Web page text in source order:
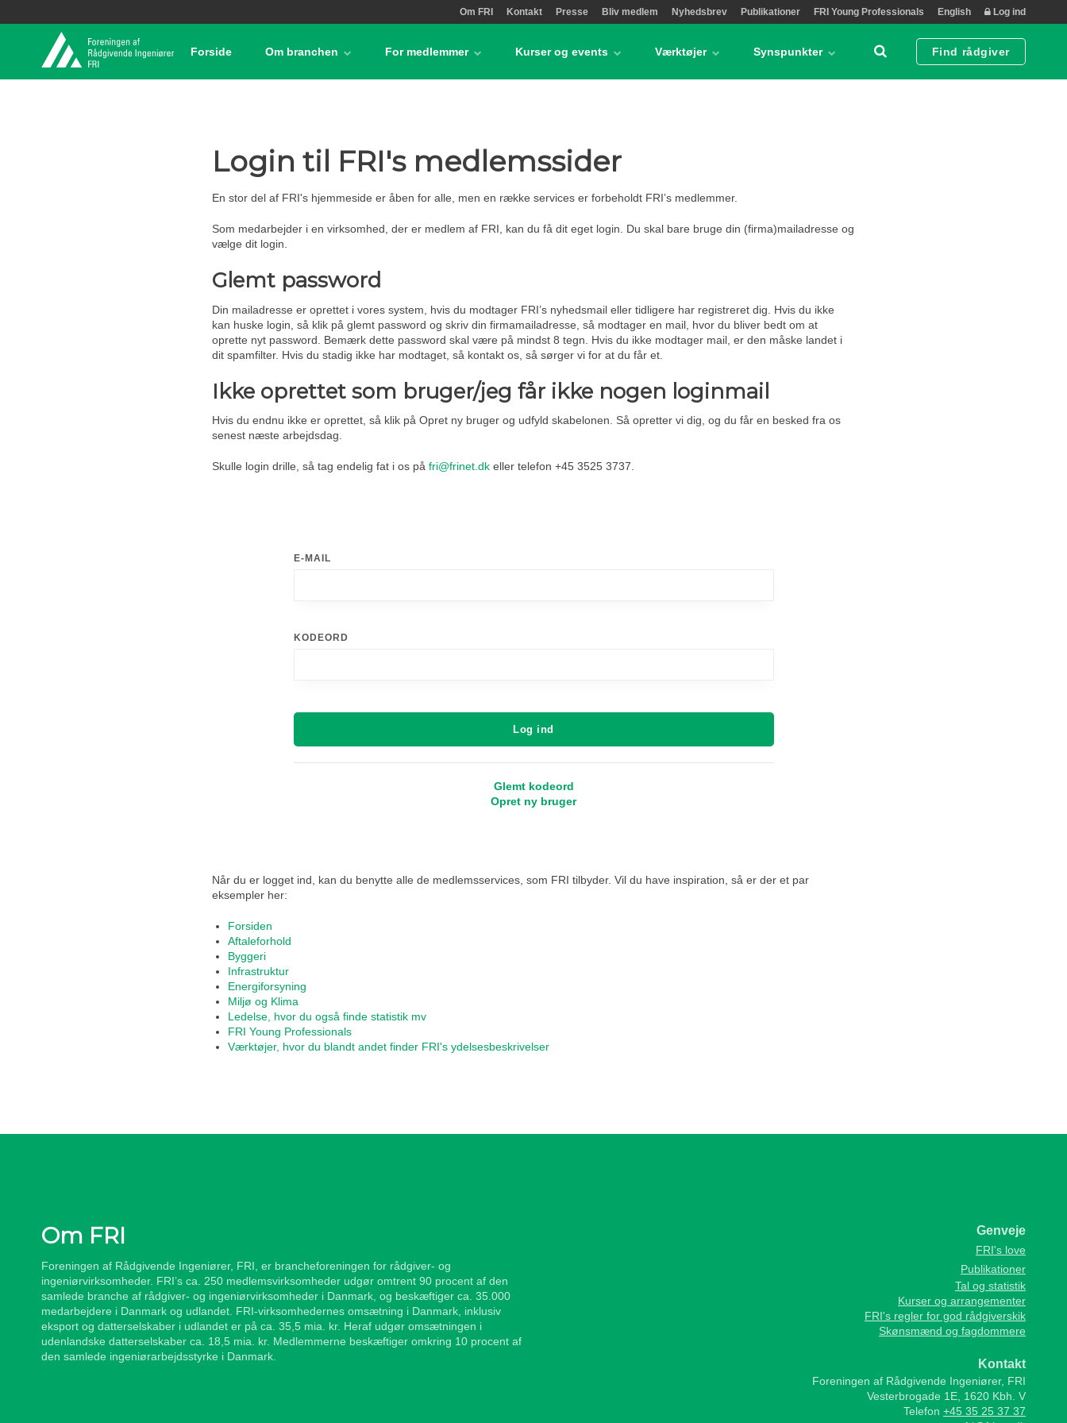
Om FRI Kontakt Presse Bliv medlem Nyhedsbrev Publikationer FRI Young Professionals English Log ind
Forside Om branchen For medlemmer Kurser og events Værktøjer Synspunkter Find rådgiver
Login til FRI's medlemssider
En stor del af FRI's hjemmeside er åben for alle, men en række services er forbeholdt FRI’s medlemmer.
Som medarbejder i en virksomhed, der er medlem af FRI, kan du få dit eget login. Du skal bare bruge din (firma)mailadresse og
vælge dit login.
Glemt password
Din mailadresse er oprettet i vores system, hvis du modtager FRI’s nyhedsmail eller tidligere har registreret dig. Hvis du ikke
kan huske login, så klik på glemt password og skriv din firmamailadresse, så modtager en mail, hvor du bliver bedt om at
oprette nyt password. Bemærk dette password skal være på mindst 8 tegn. Hvis du ikke modtager mail, er den måske landet i
dit spamfilter. Hvis du stadig ikke har modtaget, så kontakt os, så sørger vi for at du får et.
Ikke oprettet som bruger/jeg får ikke nogen loginmail
Hvis du endnu ikke er oprettet, så klik på Opret ny bruger og udfyld skabelonen. Så opretter vi dig, og du får en besked fra os
senest næste arbejdsdag.
Skulle login drille, så tag endelig fat i os på fri@frinet.dk eller telefon +45 3525 3737.
E-MAIL
KODEORD
Log ind
Glemt kodeord
Opret ny bruger
Når du er logget ind, kan du benytte alle de medlemsservices, som FRI tilbyder. Vil du have inspiration, så er der et par
eksempler her:
Forsiden
Aftaleforhold
Byggeri
Infrastruktur
Energiforsyning
Miljø og Klima
Ledelse, hvor du også finde statistik mv
FRI Young Professionals
Værktøjer, hvor du blandt andet finder FRI's ydelsesbeskrivelser
Om FRI
Foreningen af Rådgivende Ingeniører, FRI, er brancheforeningen for rådgiver- og
ingeniørvirksomheder. FRI’s ca. 250 medlemsvirksomheder udgør omtrent 90 procent af den
samlede branche af rådgiver- og ingeniørvirksomheder i Danmark, og beskæftiger ca. 35.000
medarbejdere i Danmark og udlandet. FRI-virksomhedernes omsætning i Danmark, inklusiv
eksport og datterselskaber i udlandet er på ca. 35,5 mia. kr. Heraf udgør omsætningen i
udenlandske datterselskaber ca. 18,5 mia. kr. Medlemmerne beskæftiger omkring 10 procent af
den samlede ingeniørarbejdsstyrke i Danmark.
Genveje
FRI's love
Publikationer
Tal og statistik
Kurser og arrangementer
FRI's regler for god rådgiverskik
Skønsmænd og fagdommere
Kontakt
Foreningen af Rådgivende Ingeniører, FRI
Vesterbrogade 1E, 1620 Kbh. V
Telefon +45 35 25 37 37